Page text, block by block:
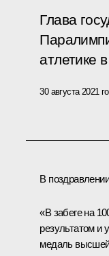
Глава
атлетике
30 августа 2021
В
«В забеге на
результатом и
медаль высшей